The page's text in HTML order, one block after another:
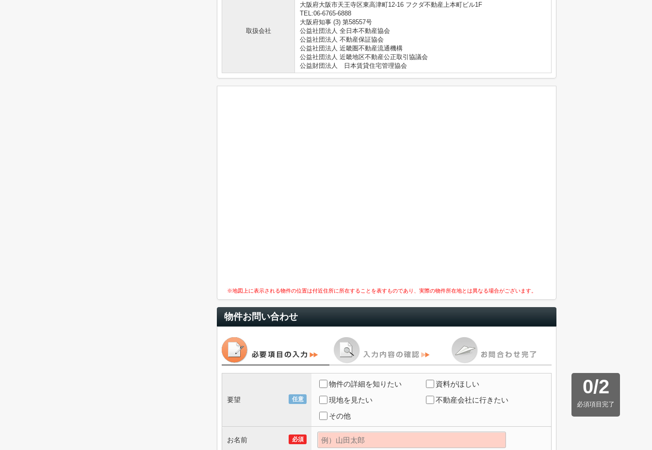
取扱会社
大阪府大阪市天王寺区東高津町12-16 フクダ不動産上本町ビル1F
TEL:06-6765-6888
大阪府知事 (3) 第58557号
公益社団法人 全日本不動産協会
公益社団法人 不動産保証協会
公益社団法人 近畿圏不動産流通機構
公益社団法人 近畿地区不動産公正取引協議会
公益財団法人 日本賃貸住宅管理協会
※地図上に表示される物件の位置は付近住所に所在することを表すものであり、実際の物件所在地とは異なる場合がございます。
物件お問い合わせ
0/2
必須項目完了
任意
要望
物件の詳細を知りたい
資料がほしい
現地を見たい
不動産会社に行きたい
その他
必須
お名前